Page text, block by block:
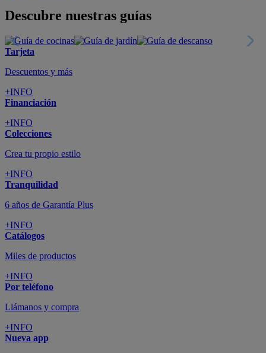
Descubre nuestras guías
Tarjeta
Descuentos y más
+INFO
Financiación
+INFO
Colecciones
Crea tu propio estilo
+INFO
Tranquilidad
6 años de Garantía Plus
+INFO
Catálogos
Miles de productos
+INFO
Por teléfono
Llámanos y compra
+INFO
Nueva app